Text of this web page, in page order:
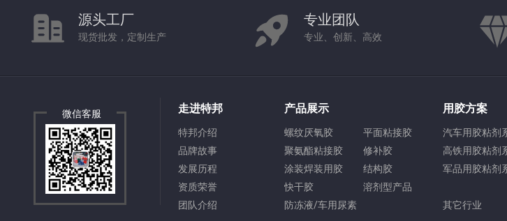
源头工厂
现货批发，定制生产
专业团队
专业、创新、高效
微信客服 走进特邦
特邦介绍
品牌故事
发展历程
资质荣誉
团队介绍
产品展示
螺纹厌氧胶
平面粘接胶
聚氨酯粘接胶
修补胶
涂装焊装用胶
结构胶
快干胶
溶剂型产品
防冻液/车用尿素
用胶方案
汽车用胶粘剂
高铁用胶粘剂
军品用胶粘剂
其它行业